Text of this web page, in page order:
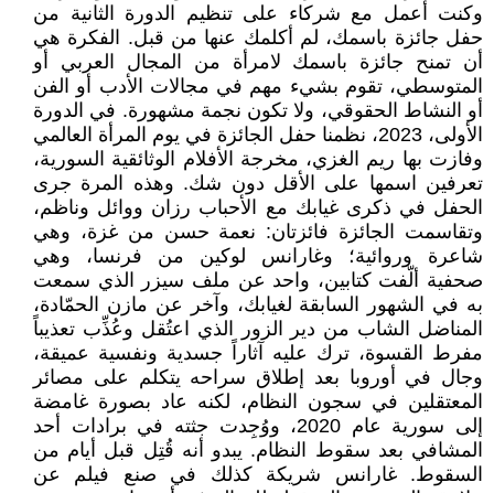
وكنت أعمل مع شركاء على تنظيم الدورة الثانية من
حفل جائزة باسمك، لم أكلمك عنها من قبل. الفكرة هي
أن تمنح جائزة باسمك لامرأة من المجال العربي أو
المتوسطي، تقوم بشيء مهم في مجالات الأدب أو الفن
أو النشاط الحقوقي، ولا تكون نجمة مشهورة. في الدورة
الأولى، 2023، نظمنا حفل الجائزة في يوم المرأة العالمي
وفازت بها ريم الغزي، مخرجة الأفلام الوثائقية السورية،
تعرفين اسمها على الأقل دون شك. وهذه المرة جرى
الحفل في ذكرى غيابك مع الأحباب رزان ووائل وناظم،
وتقاسمت الجائزة فائزتان: نعمة حسن من غزة، وهي
شاعرة وروائية؛ وغارانس لوكين من فرنسا، وهي
صحفية ألّفت كتابين، واحد عن ملف سيزر الذي سمعت
به في الشهور السابقة لغيابك، وآخر عن مازن الحمّادة،
المناضل الشاب من دير الزور الذي اعتُقل وعُذِّب تعذيباً
مفرط القسوة، ترك عليه آثاراً جسدية ونفسية عميقة،
وجال في أوروبا بعد إطلاق سراحه يتكلم على مصائر
المعتقلين في سجون النظام، لكنه عاد بصورة غامضة
إلى سورية عام 2020، ووُجِدت جثته في برادات أحد
المشافي بعد سقوط النظام. يبدو أنه قُتِل قبل أيام من
السقوط. غارانس شريكة كذلك في صنع فيلم عن